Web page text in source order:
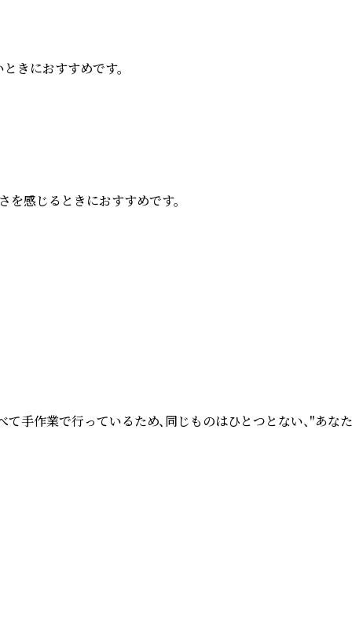
きにおすすめです。
感じるときにおすすめです。
作業で行っているため、同じものはひとつとない、"あ